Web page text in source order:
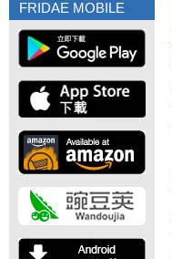
FRIDAE MOBILE